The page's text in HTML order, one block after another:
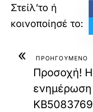
« ΠΡΟΗΓΟΥΜΕΝΟ
Προσοχή! Η
ενημέρωση
KB5083769